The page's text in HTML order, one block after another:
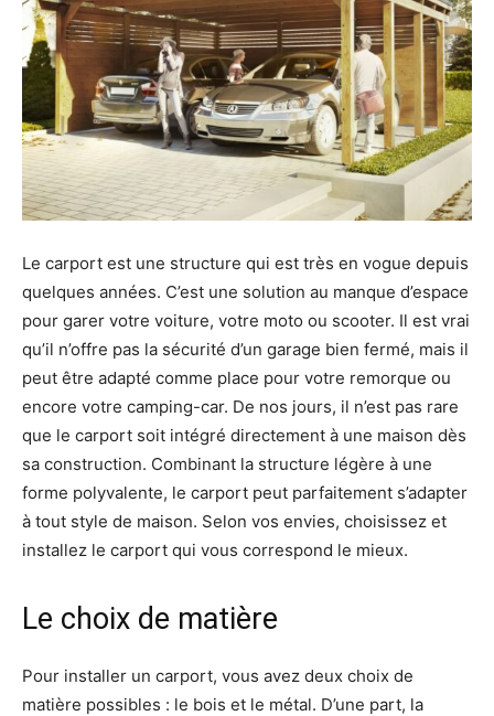
Le carport est une structure qui est très en vogue depuis
quelques années. C’est une solution au manque d’espace
pour garer votre voiture, votre moto ou scooter. Il est vrai
qu’il n’offre pas la sécurité d’un garage bien fermé, mais il
peut être adapté comme place pour votre remorque ou
encore votre camping-car. De nos jours, il n’est pas rare
que le carport soit intégré directement à une maison dès
sa construction. Combinant la structure légère à une
forme polyvalente, le carport peut parfaitement s’adapter
à tout style de maison. Selon vos envies, choisissez et
installez le carport qui vous correspond le mieux.
Le choix de matière
Pour installer un carport, vous avez deux choix de
matière possibles : le bois et le métal. D’une part, la